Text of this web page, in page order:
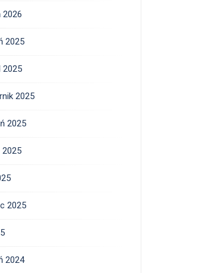
2025
2025
2025
2025
2025
2025
2024